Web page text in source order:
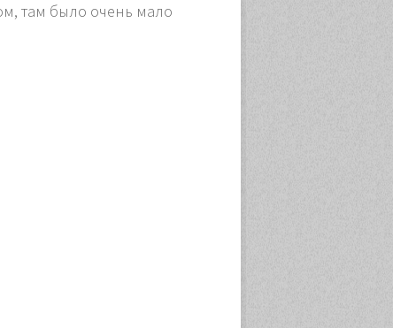
там было очень мало